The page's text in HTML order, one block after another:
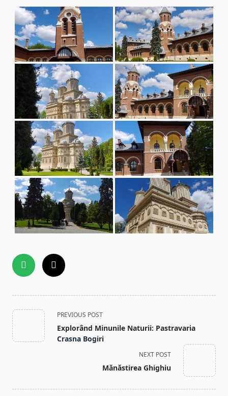
<span
class="nav-
subtitle
PREVIOUS POST
Explorând Minunile Naturii: Pastravaria
Crasna Bogiri
NEXT POST
Mănăstirea Ghighiu